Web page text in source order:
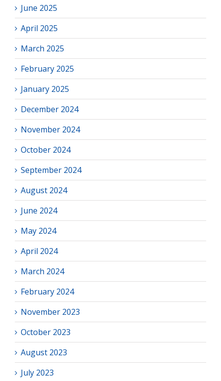
June 2025
April 2025
March 2025
February 2025
January 2025
December 2024
November 2024
October 2024
September 2024
August 2024
June 2024
May 2024
April 2024
March 2024
February 2024
November 2023
October 2023
August 2023
July 2023